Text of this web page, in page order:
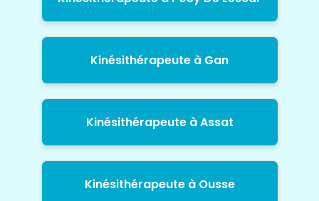
Kinésithérapeute à Gan
Kinésithérapeute à Assat
Kinésithérapeute à Ousse